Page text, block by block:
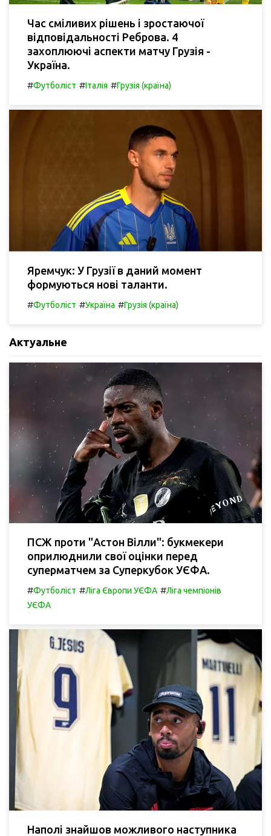
Час сміливих рішень і зростаючої
відповідальності Реброва. 4
захоплюючі аспекти матчу Грузія -
Україна.
#Футболіст #Італія #Грузія (країна)
Яремчук: У Грузії в даний момент
формуються нові таланти.
#Футболіст #Україна #Грузія (країна)
Актуальне
ПСЖ проти "Астон Вілли": букмекери
оприлюднили свої оцінки перед
суперматчем за Суперкубок УЄФА.
#Футболіст #Ліга Європи УЄФА #Ліга чемпіонів
УЄФА
Наполі знайшов можливого наступника